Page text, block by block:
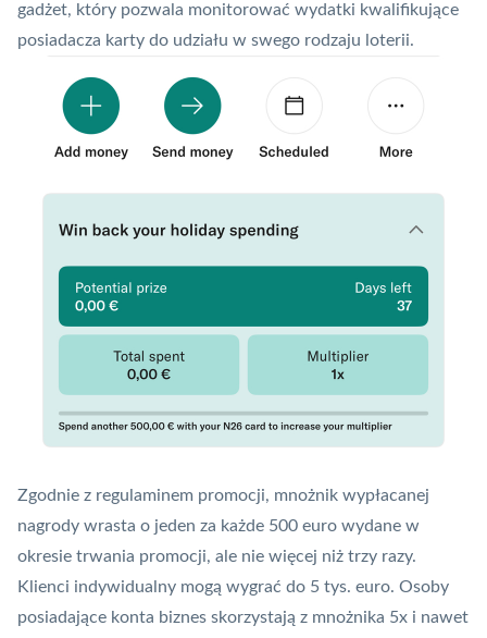
gadżet, który pozwala monitorować wydatki kwalifikujące
posiadacza karty do udziału w swego rodzaju loterii.
Zgodnie z regulaminem promocji, mnożnik wypłacanej
nagrody wrasta o jeden za każde 500 euro wydane w
okresie trwania promocji, ale nie więcej niż trzy razy.
Klienci indywidualny mogą wygrać do 5 tys. euro. Osoby
posiadające konta biznes skorzystają z mnożnika 5x i nawet